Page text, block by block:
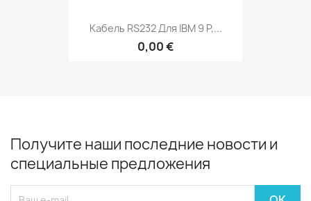
Кабель RS232 Для IBM 9 P,...
0,00 €
Получите наши последние новости и
специальные предложения